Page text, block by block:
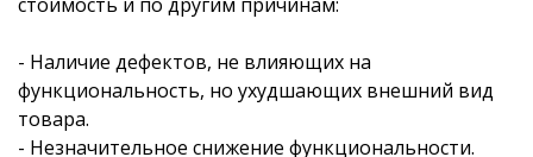
- Наличие дефектов, не влияющих на
функциональность, но ухудшающих внешний вид
товара.
- Незначительное снижение функциональности.